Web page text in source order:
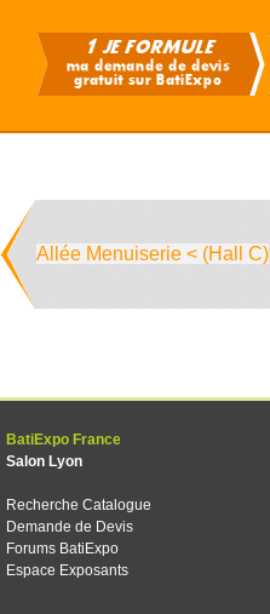
Allée Menuiserie < (Hall C)
BatiExpo France
Salon Lyon
Recherche Catalogue
Demande de Devis
Forums BatiExpo
Espace Exposants